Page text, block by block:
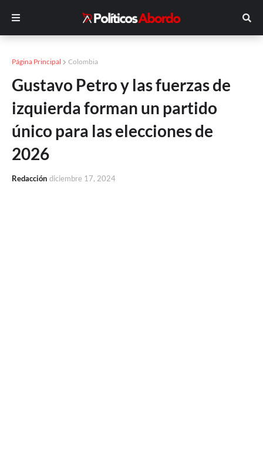
Página Principal Colombia
Gustavo Petro y las fuerzas de
izquierda forman un partido
único para las elecciones de
2026
Redacción diciembre 17, 2024